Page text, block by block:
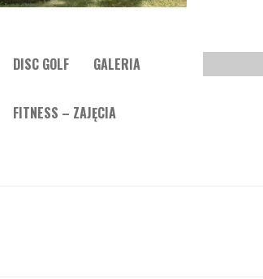
DISC GOLF GALERIA
FITNESS – ZAJĘCIA